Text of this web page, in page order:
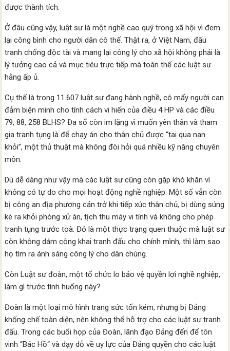
được thành tích.
Ở đâu cũng vậy, luật sư là một nghề cao quý trong xã hội vì đem
lại công bình cho người dân cô thế. Thật ra, ở Việt Nam, đấu
tranh chống độc tài và mang lại công lý cho xã hội không phải là
lý tưởng cao cả và mục tiêu trực tiếp mà toàn thể các luật sư
hằng ấp ủ.
Cụ thể là trong 11.607 luật sư đang hành nghề, có mấy người can
đảm biện minh cho tính cách vi hiến của điều 4 HP và các điều
79, 88, 258 BLHS? Đa số còn im lặng vì muốn yên thân và tham
gia tranh tụng là để chạy án cho thân chủ được “tai qua nạn
khỏi”, một thủ thuật mà không đòi hỏi quá nhiều kỹ năng chuyên
môn.
Dù dễ dàng như vậy mà các luật sư cũng còn gặp khó khăn vì
không có tự do cho mọi hoạt động nghề nghiệp. Một số vẫn còn
bị công an địa phương cản trở khi tiếp xúc thân chủ, bị dùng súng
kè ra khỏi phòng xử án, tịch thu máy vi tính và không cho phép
tranh tụng trước toà. Đó là một thực trạng quen thuộc mà luật sư
còn không dám công khai tranh đấu cho chính mình, thì làm sao
họ tìm ra ánh sáng công lý cho dân chúng.
Còn Luật sư đoàn, một tổ chức lo bảo vệ quyền lợi nghề nghiệp,
làm gì trước tình huống này?
Đoàn là một loại mô hình trang sức tốn kém, nhưng bị Đảng
khống chế toàn diện, nên không thể hỗ trợ cho các luật sư tranh
đấu. Trong các buổi họp của Đoàn, lãnh đạo Đảng đến để tôn
vinh “Bác Hồ“ và dạy dỗ về uy lực của Đảng quyền cho các luật